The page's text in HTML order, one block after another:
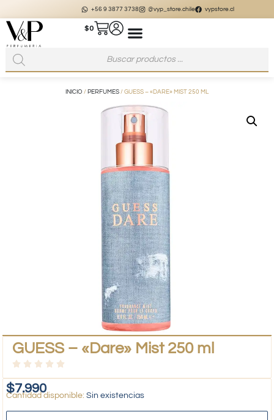
+56 9 3877 3738 @vyp_store.chile vypstore.cl
$0
INICIO / PERFUMES / GUESS – «DARE» MIST 250 ML
GUESS – «Dare» Mist 250 ml
$7.990 Sin existencias